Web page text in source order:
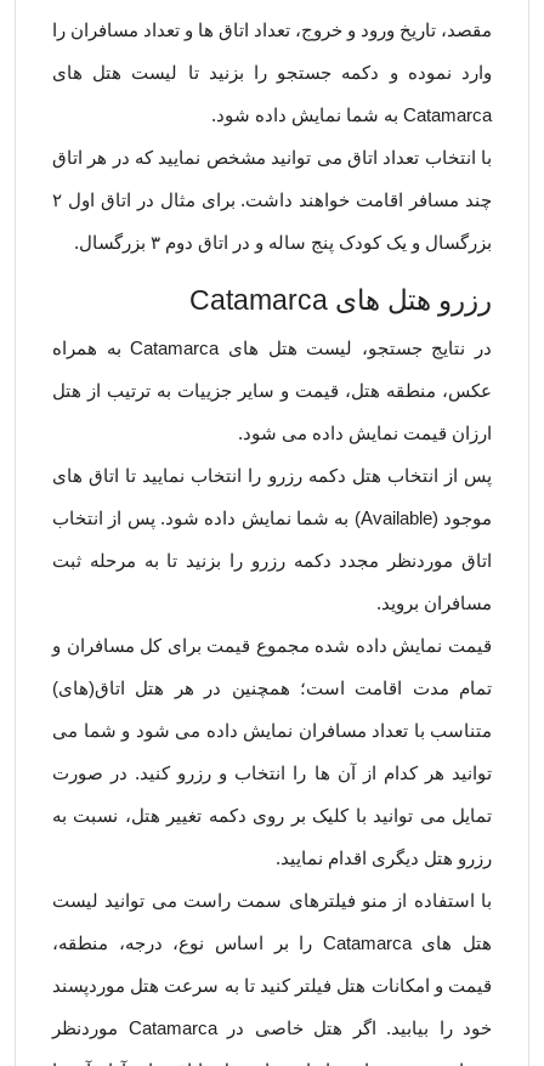
مقصد، تاریخ ورود و خروج، تعداد اتاق ها و تعداد مسافران را
وارد نموده و دکمه جستجو را بزنید تا لیست هتل های
Catamarca به شما نمایش داده شود.
با انتخاب تعداد اتاق می توانید مشخص نمایید که در هر اتاق
چند مسافر اقامت خواهند داشت. برای مثال در اتاق اول ۲
بزرگسال و یک کودک پنج ساله و در اتاق دوم ۳ بزرگسال.
رزرو هتل های Catamarca
در نتایج جستجو، لیست هتل های Catamarca به همراه
عکس، منطقه هتل، قیمت و سایر جزییات به ترتیب از هتل
ارزان قیمت نمایش داده می شود.
پس از انتخاب هتل دکمه رزرو را انتخاب نمایید تا اتاق های
موجود (Available) به شما نمایش داده شود. پس از انتخاب
اتاق موردنظر مجدد دکمه رزرو را بزنید تا به مرحله ثبت
مسافران بروید.
قیمت نمایش داده شده مجموع قیمت برای کل مسافران و
تمام مدت اقامت است؛ همچنین در هر هتل اتاق(های)
متناسب با تعداد مسافران نمایش داده می شود و شما می
توانید هر کدام از آن ها را انتخاب و رزرو کنید. در صورت
تمایل می توانید با کلیک بر روی دکمه تغییر هتل، نسبت به
رزرو هتل دیگری اقدام نمایید.
با استفاده از منو فیلترهای سمت راست می توانید لیست
هتل های Catamarca را بر اساس نوع، درجه، منطقه،
قیمت و امکانات هتل فیلتر کنید تا به سرعت هتل موردپسند
خود را بیابید. اگر هتل خاصی در Catamarca موردنظر